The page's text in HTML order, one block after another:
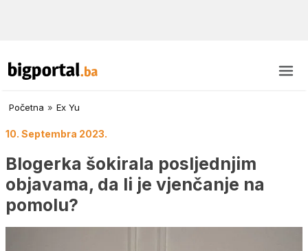
Početna » Ex Yu
10. Septembra 2023.
Blogerka šokirala posljednjim
objavama, da li je vjenčanje na
pomolu?